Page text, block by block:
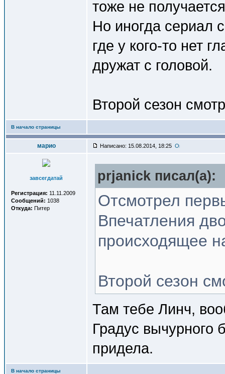
тоже не
Но иногда сериал
где у кого-то нет
дружат с головой.
Второй сезон
В начало страницы
марио Написано: 15.08.2014, 18:25
завсегдатай
Регистрация: 11.11.2009
Сообщений: 1038
Откуда: Питер
prjanick писал(a):
Отсмотрел
Впечатления
происходящее
Второй сезон
Там тебе Линч,
Градус вычурного
придела.
В начало страницы